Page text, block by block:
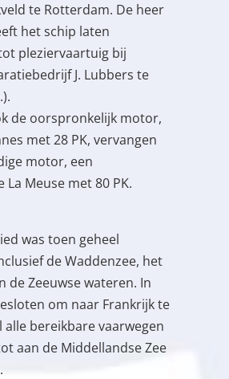
te Rotterdam. De heer
het schip laten
pleziervaartuig bij
J. Lubbers te
de oorspronkelijk motor,
met 28 PK, vervangen
motor, een
La Meuse met 80 PK.
was toen geheel
de Waddenzee, het
de Zeeuwse wateren. In
om naar Frankrijk te
alle bereikbare vaarwegen
aan de Middellandse Zee